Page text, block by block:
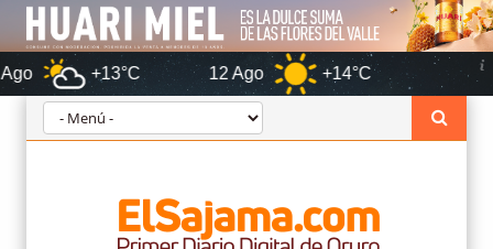
+13°C 12 Ago +14°C Oruro